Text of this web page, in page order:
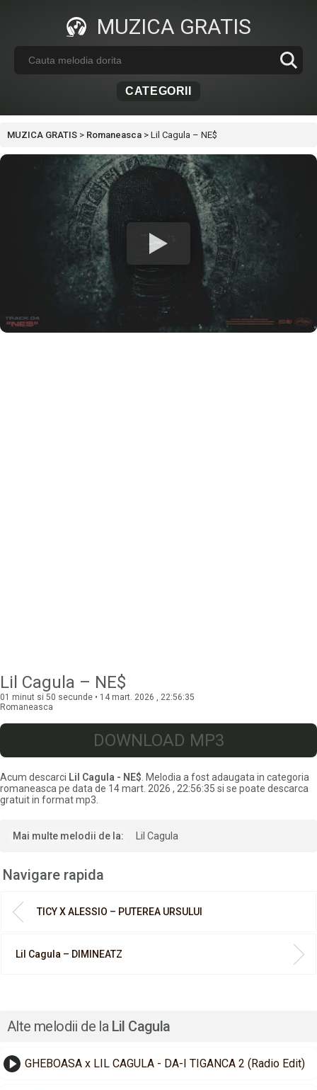
MUZICA GRATIS
CATEGORII
MUZICA GRATIS > Romaneasca > Lil Cagula – NE$
Lil Cagula – NE$
01 minut si 50 secunde • 14 mart. 2026 , 22:56:35
Romaneasca
DOWNLOAD MP3
Acum descarci Lil Cagula - NE$ . Melodia a fost adaugata in categoria
romaneasca pe data de 14 mart. 2026 , 22:56:35 si se poate descarca
gratuit in format mp3.
Mai multe melodii de la: Lil Cagula
Navigare rapida
TICY X ALESSIO – PUTEREA URSULUI
Lil Cagula – DIMINEATZ
Alte melodii de la Lil Cagula
GHEBOASA x LIL CAGULA - DA-I TIGANCA 2 (Radio Edit)